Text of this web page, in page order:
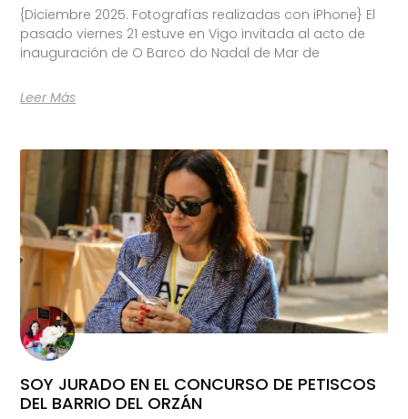
{Diciembre 2025. Fotografías realizadas con iPhone} El
pasado viernes 21 estuve en Vigo invitada al acto de
inauguración de O Barco do Nadal de Mar de
Leer Más
SOY JURADO EN EL CONCURSO DE PETISCOS
DEL BARRIO DEL ORZÁN